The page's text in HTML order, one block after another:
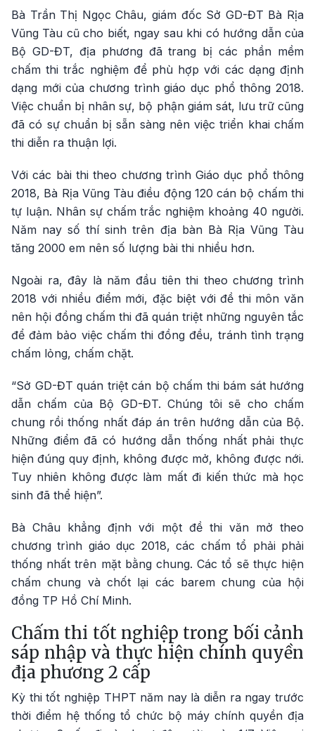
Bà Trần Thị Ngọc Châu, giám đốc Sở GD-ĐT Bà Rịa
Vũng Tàu cũ cho biết, ngay sau khi có hướng dẫn của
Bộ GD-ĐT, địa phương đã trang bị các phần mềm
chấm thi trắc nghiệm để phù hợp với các dạng định
dạng mới của chương trình giáo dục phổ thông 2018.
Việc chuẩn bị nhân sự, bộ phận giám sát, lưu trữ cũng
đã có sự chuẩn bị sẵn sàng nên việc triển khai chấm
thi diễn ra thuận lợi.
Với các bài thi theo chương trình Giáo dục phổ thông
2018, Bà Rịa Vũng Tàu điều động 120 cán bộ chấm thi
tự luận. Nhân sự chấm trắc nghiệm khoảng 40 người.
Năm nay số thí sinh trên địa bàn Bà Rịa Vũng Tàu
tăng 2000 em nên số lượng bài thi nhiều hơn.
Ngoài ra, đây là năm đầu tiên thi theo chương trình
2018 với nhiều điểm mới, đặc biệt với đề thi môn văn
nên hội đồng chấm thi đã quán triệt những nguyên tắc
để đảm bảo việc chấm thi đồng đều, tránh tình trạng
chấm lỏng, chấm chặt.
“Sở GD-ĐT quán triệt cán bộ chấm thi bám sát hướng
dẫn chấm của Bộ GD-ĐT. Chúng tôi sẽ cho chấm
chung rồi thống nhất đáp án trên hướng dẫn của Bộ.
Những điểm đã có hướng dẫn thống nhất phải thực
hiện đúng quy định, không được mở, không được nới.
Tuy nhiên không được làm mất đi kiến thức mà học
sinh đã thể hiện”.
Bà Châu khẳng định với một đề thi văn mở theo
chương trình giáo dục 2018, các chấm tổ phải phải
thống nhất trên mặt bằng chung. Các tổ sẽ thực hiện
chấm chung và chốt lại các barem chung của hội
đồng TP Hồ Chí Minh.
Chấm thi tốt nghiệp trong bối cảnh
sáp nhập và thực hiện chính quyền
địa phương 2 cấp
Kỳ thi tốt nghiệp THPT năm nay là diễn ra ngay trước
thời điểm hệ thống tổ chức bộ máy chính quyền địa